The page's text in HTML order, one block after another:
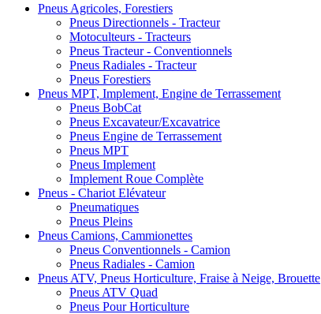
Pneus Agricoles, Forestiers
Pneus Directionnels - Tracteur
Motoculteurs - Tracteurs
Pneus Tracteur - Conventionnels
Pneus Radiales - Tracteur
Pneus Forestiers
Pneus MPT, Implement, Engine de Terrassement
Pneus BobCat
Pneus Excavateur/Excavatrice
Pneus Engine de Terrassement
Pneus MPT
Pneus Implement
Implement Roue Complète
Pneus - Chariot Elévateur
Pneumatiques
Pneus Pleins
Pneus Camions, Cammionettes
Pneus Conventionnels - Camion
Pneus Radiales - Camion
Pneus ATV, Pneus Horticulture, Fraise à Neige, Brouette
Pneus ATV Quad
Pneus Pour Horticulture